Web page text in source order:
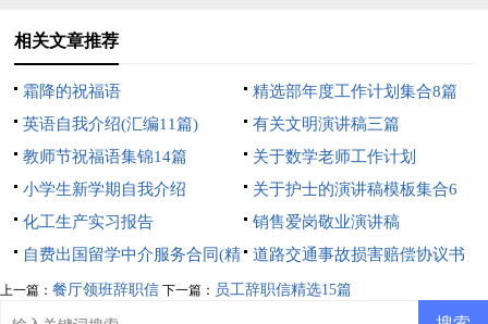
相关文章推荐
霜降的祝福语
精选部年度工作计划集合8篇
英语自我介绍(汇编11篇)
有关文明演讲稿三篇
教师节祝福语集锦14篇
关于数学老师工作计划
小学生新学期自我介绍
关于护士的演讲稿模板集合6
篇
化工生产实习报告
销售爱岗敬业演讲稿
自费出国留学中介服务合同(精
选5篇)
道路交通事故损害赔偿协议书
上一篇： 餐厅领班辞职信 下一篇： 员工辞职信精选15篇